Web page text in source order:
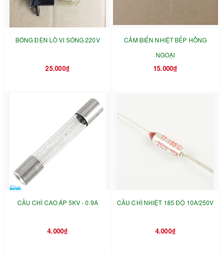
BÓNG ĐÈN LÒ VI SÓNG 220V
25.000₫
CẢM BIẾN NHIỆT BẾP HỒNG
NGOẠI
15.000₫
CẦU CHÌ CAO ÁP 5KV - 0.9A
4.000₫
CẦU CHÌ NHIỆT 185 ĐỘ 10A/250V
4.000₫